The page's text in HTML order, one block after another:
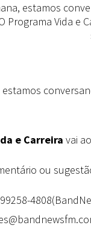
estamos
Programa Vida e
estamos
e Carreira vai
ou